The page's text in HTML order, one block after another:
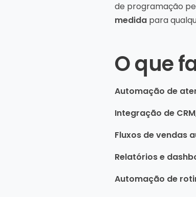
de programação
medida para
O que
Automação de
Integração de
Fluxos de vendas
Relatórios e
Automação de